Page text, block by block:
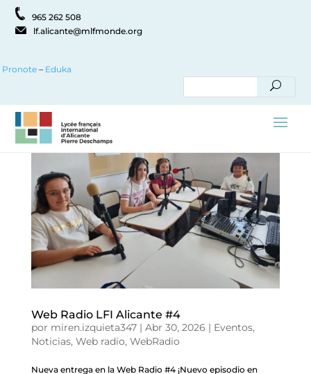
965 262 508
lf.alicante@mlfmonde.org
Pronote – Eduka
Web Radio LFI Alicante #4
por miren.izquieta347| Abr 30, 2026 | Eventos,
Noticias, Web radio, WebRadio
Nueva entrega en la Web Radio #4 ¡Nuevo episodio en